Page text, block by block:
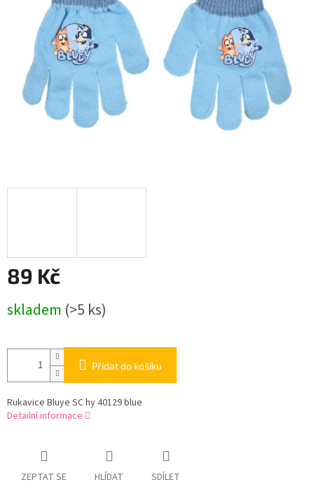
hvězdiček.
89 Kč
cena:
skladem (>5 ks)
Přidat do košíku
Rukavice Bluye SC hy 40129 blue
Detailní informace
ZEPTAT SE HLÍDAT SDÍLET